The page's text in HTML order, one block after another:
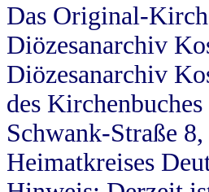
Das Original-
Diözesanarchiv
Diözesanarchiv
des
Schwank-Straße
Heimatkreises